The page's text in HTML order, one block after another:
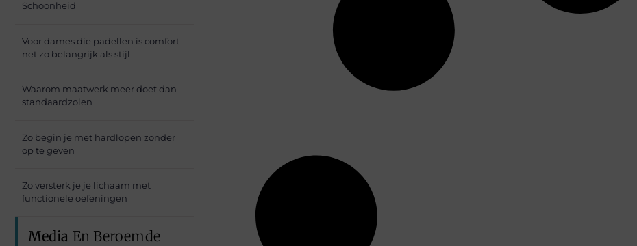
Schoonheid
Voor dames die padellen is comfort
net zo belangrijk als stijl
Waarom maatwerk meer doet dan
standaardzolen
Zo begin je met hardlopen zonder
op te geven
Zo versterk je je lichaam met
functionele oefeningen
Media En Beroemde